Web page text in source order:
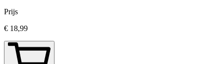
Prijs
€ 18,99